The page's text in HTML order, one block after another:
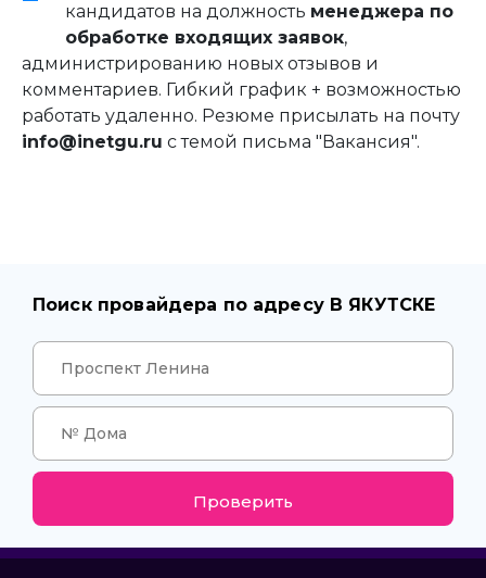
кандидатов на должность менеджера по
обработке входящих заявок,
администрированию новых отзывов и
комментариев. Гибкий график + возможностью
работать удаленно. Резюме присылать на почту
info@inetgu.ru с темой письма "Вакансия".
Поиск провайдера по адресу В ЯКУТСКЕ
Проверить